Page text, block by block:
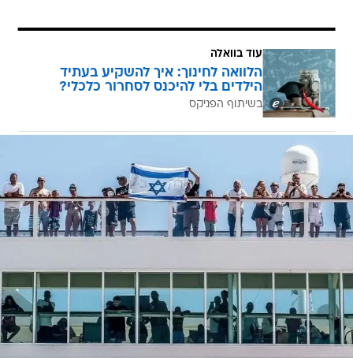
עוד בוואלה
הלוואה לחינוך: איך להשקיע בעתיד
הילדים בלי להיכנס לסחרור כלכלי?
בשיתוף הפניקס